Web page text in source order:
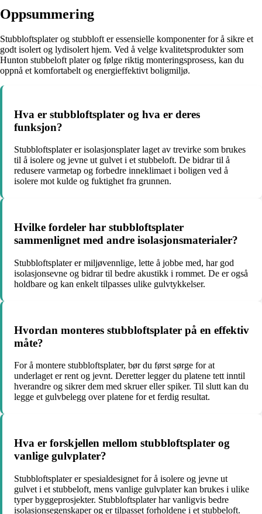
Oppsummering
Stubbloftsplater og stubbloft er essensielle komponenter for å sikre et
godt isolert og lydisolert hjem. Ved å velge kvalitetsprodukter som
Hunton stubbeloft plater og følge riktig monteringsprosess, kan du
oppnå et komfortabelt og energieffektivt boligmiljø.
Hva er stubbloftsplater og hva er deres
funksjon?
Stubbloftsplater er isolasjonsplater laget av trevirke som brukes
til å isolere og jevne ut gulvet i et stubbeloft. De bidrar til å
redusere varmetap og forbedre inneklimaet i boligen ved å
isolere mot kulde og fuktighet fra grunnen.
Hvilke fordeler har stubbloftsplater
sammenlignet med andre isolasjonsmaterialer?
Stubbloftsplater er miljøvennlige, lette å jobbe med, har god
isolasjonsevne og bidrar til bedre akustikk i rommet. De er også
holdbare og kan enkelt tilpasses ulike gulvtykkelser.
Hvordan monteres stubbloftsplater på en effektiv
måte?
For å montere stubbloftsplater, bør du først sørge for at
underlaget er rent og jevnt. Deretter legger du platene tett inntil
hverandre og sikrer dem med skruer eller spiker. Til slutt kan du
legge et gulvbelegg over platene for et ferdig resultat.
Hva er forskjellen mellom stubbloftsplater og
vanlige gulvplater?
Stubbloftsplater er spesialdesignet for å isolere og jevne ut
gulvet i et stubbeloft, mens vanlige gulvplater kan brukes i ulike
typer byggeprosjekter. Stubbloftsplater har vanligvis bedre
isolasjonsegenskaper og er tilpasset forholdene i et stubbeloft.